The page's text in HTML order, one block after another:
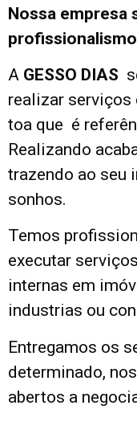
Nossa empresa
profissionalismo
A GESSO DIAS
realizar serviços
toa que é
Realizando
trazendo ao seu
sonhos.
Temos
executar
internas em
industrias ou
Entregamos os
determinado,
abertos a